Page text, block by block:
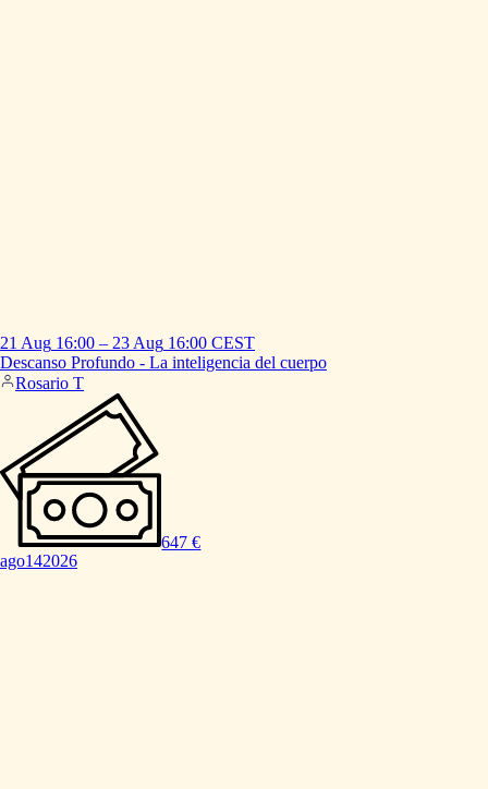
21 Aug 16:00 – 23 Aug 16:00 CEST
Descanso Profundo - La inteligencia del cuerpo
Rosario T
647 €
ago142026